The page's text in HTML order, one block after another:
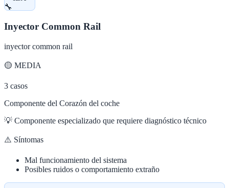
🔧
Inyector Common Rail
inyector common rail
🟡 MEDIA
3 casos
Componente del Corazón del coche
💡 Componente especializado que requiere diagnóstico técnico
⚠️ Síntomas
Mal funcionamiento del sistema
Posibles ruidos o comportamiento extraño